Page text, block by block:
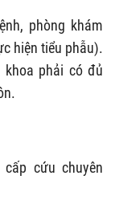
phòng khám
hiện tiểu phẫu).
khoa phải có đủ
cứu chuyên